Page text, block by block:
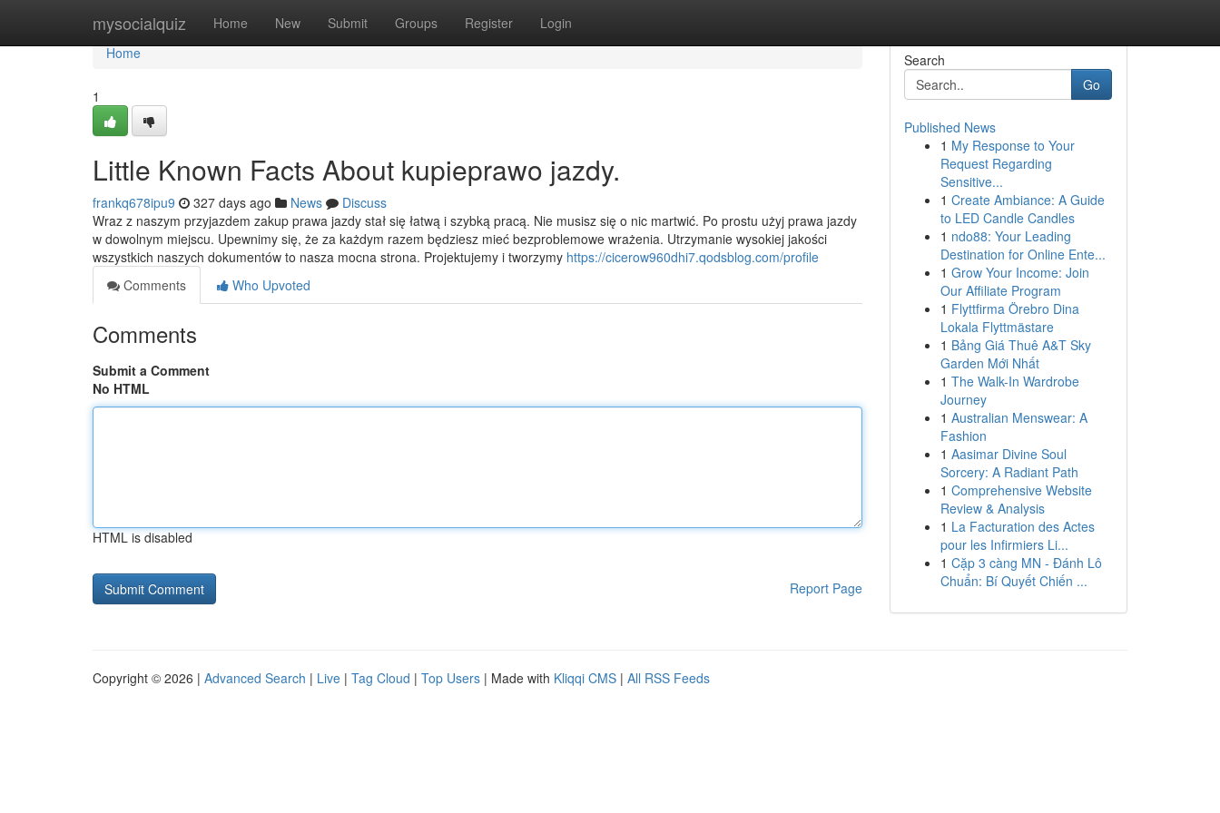
mysocialquiz Home New Submit Groups Register Login
Home
Home
1
Little Known Facts About kupieprawo jazdy.
frankq678ipu9 327 days ago News
Discuss
Wraz z naszym przyjazdem zakup prawa jazdy stał się łatwą i szybką pracą. Nie musisz się o nic martwić. Po prostu użyj prawa jazdy
w dowolnym miejscu. Upewnimy się, że za każdym razem będziesz mieć bezproblemowe wrażenia. Utrzymanie wysokiej jakości
wszystkich naszych dokumentów to nasza mocna strona. Projektujemy i tworzymy https://cicerow960dhi7.qodsblog.com/profile
Comments
Who Upvoted
Comments
Submit a Comment
No HTML
HTML is disabled
Report Page
Search
Go
Published News
1 My Response to Your
Request Regarding
Sensitive...
1 Create Ambiance: A Guide
to LED Candle Candles
1 ndo88: Your Leading
Destination for Online Ente...
1 Grow Your Income: Join
Our Affiliate Program
1 Flyttfirma Örebro Dina
Lokala Flyttmästare
1 Bảng Giá Thuê A&T Sky
Garden Mới Nhất
1 The Walk-In Wardrobe
Journey
1 Australian Menswear: A
Fashion
1 Aasimar Divine Soul
Sorcery: A Radiant Path
1 Comprehensive Website
Review & Analysis
1 La Facturation des Actes
pour les Infirmiers Li...
1 Cặp 3 càng MN - Đánh Lô
Chuẩn: Bí Quyết Chiến ...
Copyright © 2026 | Advanced Search | Live | Tag Cloud | Top Users | Made with Kliqqi CMS | All RSS Feeds